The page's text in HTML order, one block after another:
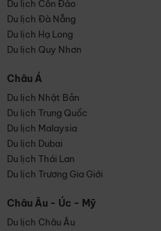
Du lịch Côn Đảo
Du lịch Đà Nẵng
Du lịch Hạ Long
Du lịch Quy Nhơn
Châu Á
Du lịch Nhật Bản
Du lịch Trung Quốc
Du lịch Malaysia
Du lịch Dubai
Du lịch Thái Lan
Du lịch Trương Gia Giới
Châu Âu - Úc - Mỹ
Du lịch Châu Âu